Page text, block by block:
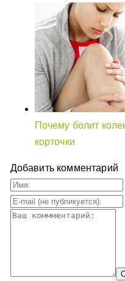
Почему болит
корточки
Добавить комментарий